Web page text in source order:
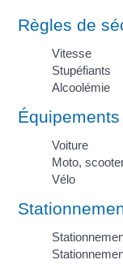
Règles de
Vitesse
Stupéfiants
Alcoolémie
Voiture
Moto,
Vélo